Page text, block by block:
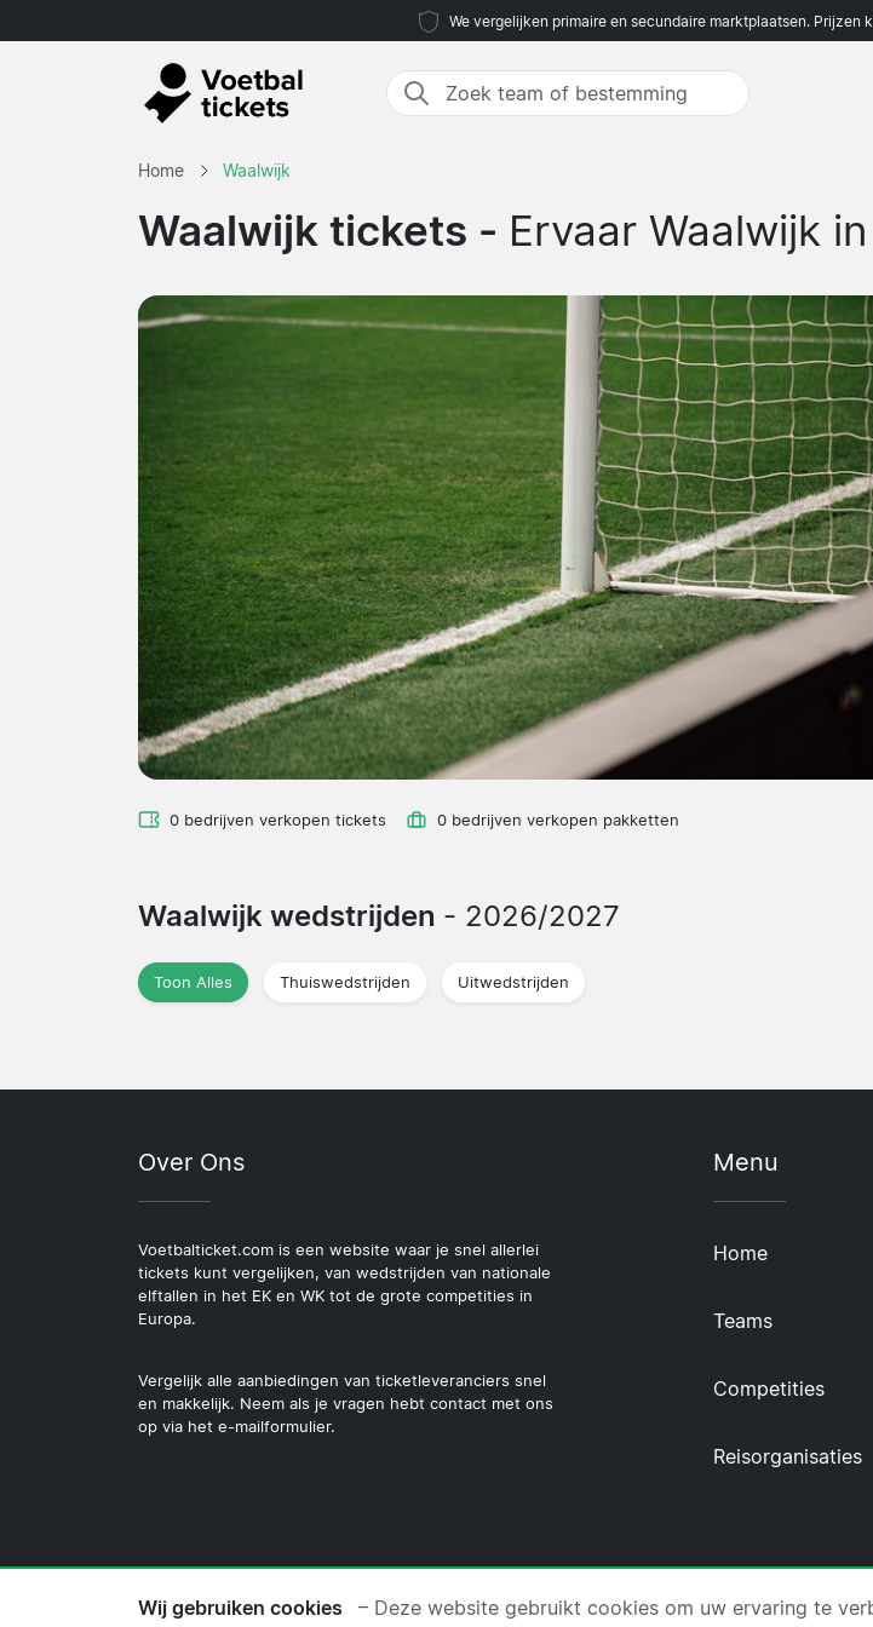
We vergelijken primaire en secundaire marktplaatsen. Prijzen
Home Waalwijk
Waalwijk tickets - Ervaar Waalwijk
0 bedrijven verkopen tickets 0 bedrijven verkopen pakketten
Waalwijk wedstrijden - 2026/2027
Toon Alles Thuiswedstrijden Uitwedstrijden
Over Ons
Voetbalticket.com is een website waar je snel allerlei
tickets kunt vergelijken, van wedstrijden van nationale
elftallen in het EK en WK tot de grote competities in
Europa.
Vergelijk alle aanbiedingen van ticketleveranciers snel
en makkelijk. Neem als je vragen hebt contact met ons
op via het e-mailformulier.
Menu
Home
Teams
Competities
Reisorganisaties
© 2026 Copyright Voetbalticket.com ·Over Ons·Contact ·
Wij gebruiken cookies
– Deze website gebruikt cookies om uw ervaring te